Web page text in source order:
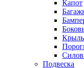
Капот
Подвеска